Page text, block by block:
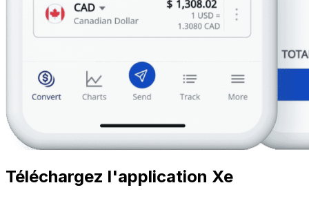
Téléchargez l'application Xe